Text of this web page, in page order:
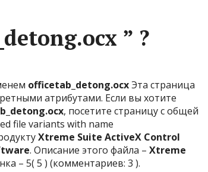
” ?
officetab_detong.ocxЭта страница
атрибутами. Если вы хотите
, посетите страницу с общей
file variants with name
Xtreme Suite ActiveX Control
. Описание этого файла – Xtreme
– 5( 5 ) (комментариев: 3 ).